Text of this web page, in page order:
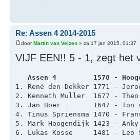
Re: Assen 4 2014-2015
doorMartin van Velzen » za 17 jan 2015, 01:37
VIJF EEN!! 5 - 1, zegt het
Assen 4         1578 -
1. René den Dekker 1771 -
2. Kenneth Muller  1677 -
3. Jan Boer        1647 - Ton
4. Tinus Spriensma 1470 -
5. Mark Hoogendijk 1423 -
6. Lukas Kosse     1481 -